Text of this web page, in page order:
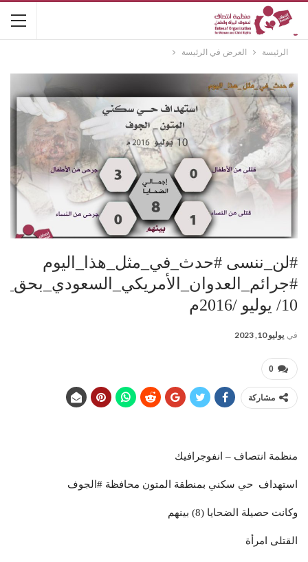
الرئيسة العرض في الرئيسة
#لن_ننسى #حدث_في_مثل_هذا_اليوم
10/ يوليو /2016م
في يوليو 10, 2023
0
مشاركة
منظمة انتصاف – انفوجرافيك
استهداف حي سكني بمنطقة المتون محافظة #الجوف
وكانت حصيلة الضحايا (8) بينهم
القتلى امرأة